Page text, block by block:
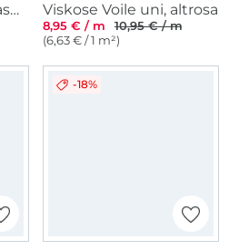
Viskose Popeline Crash Flowers, orange Viskose Voile uni, altrosa
8,95 € / m
10,95 € / m
(6,63 € / 1 m²)
-18%